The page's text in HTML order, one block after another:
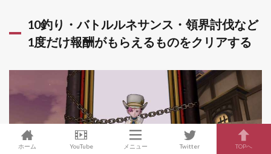
10釣り・バトルルネサンス・領界討伐など
1度だけ報酬がもらえるものをクリアする
ホーム YouTube メニュー Twitter TOPへ